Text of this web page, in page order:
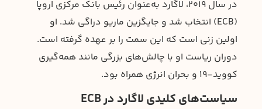
در سال ۲۰۱۹، لاگارد به‌عنوان رئیس بانک مرکزی اروپا
(ECB) انتخاب شد و جایگزین ماریو دراگی شد. او
اولین زنی است که این سمت را بر عهده گرفته است.
دوران ریاست او با چالش‌های بزرگی مانند همه‌گیری
کووید-۱۹ و بحران انرژی همراه بود.
سیاست‌های کلیدی لاگارد درECB